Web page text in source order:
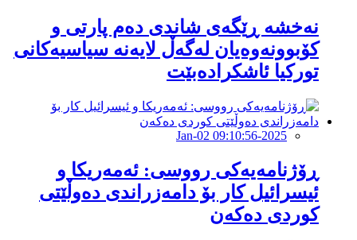
نەخشە ڕێگەی شاندی دەم پارتی و
کۆبوونەوەیان لەگەڵ لایەنە سیاسیەکانی
تورکیا ئاشکرادەبێت
2025-Jan-02 09:10:56
ڕۆژنامەیەکی رووسی: ئەمەریکا و
ئیسرائیل کار بۆ دامەزراندى دەوڵێتى
کوردى دەکەن